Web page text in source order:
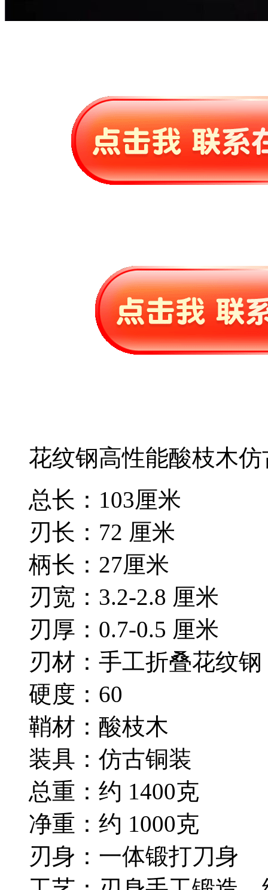
花纹钢高性能酸枝木
总长：103厘米
刃长：72 厘米
柄长：27厘米
刃宽：3.2-2.8 厘米
刃厚：0.7-0.5 厘米
刃材：手工折叠花纹钢
硬度：60
鞘材：酸枝木
装具：仿古铜装
总重：约 1400克
净重：约 1000克
刃身：一体锻打刀身